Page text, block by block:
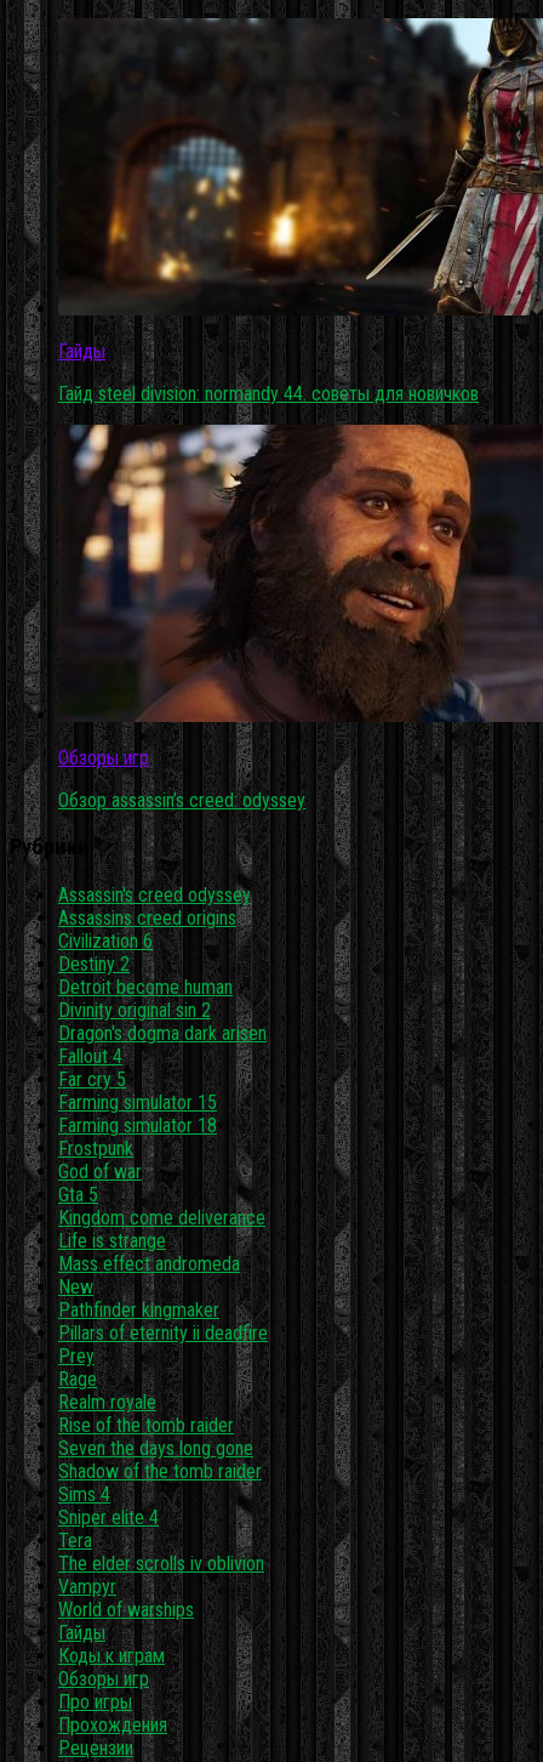
Гайды
Гайд steel division: normandy 44. советы для новичков
Обзоры игр
Обзор assassin’s creed: odyssey
Рубрики
Assassin's creed odyssey
Assassins creed origins
Civilization 6
Destiny 2
Detroit become human
Divinity original sin 2
Dragon's dogma dark arisen
Fallout 4
Far cry 5
Farming simulator 15
Farming simulator 18
Frostpunk
God of war
Gta 5
Kingdom come deliverance
Life is strange
Mass effect andromeda
New
Pathfinder kingmaker
Pillars of eternity ii deadfire
Prey
Rage
Realm royale
Rise of the tomb raider
Seven the days long gone
Shadow of the tomb raider
Sims 4
Sniper elite 4
Tera
The elder scrolls iv oblivion
Vampyr
World of warships
Гайды
Коды к играм
Обзоры игр
Про игры
Прохождения
Рецензии